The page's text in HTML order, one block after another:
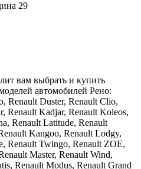
29
вам выбрать и купить
автомобилей Рено:
Renault Duster, Renault Clio,
Renault Kadjar, Renault Koleos,
Renault Latitude, Renault
Kangoo, Renault Lodgy,
Renault Twingo, Renault ZOE,
Master, Renault Wind,
Renault Modus, Renault Grand